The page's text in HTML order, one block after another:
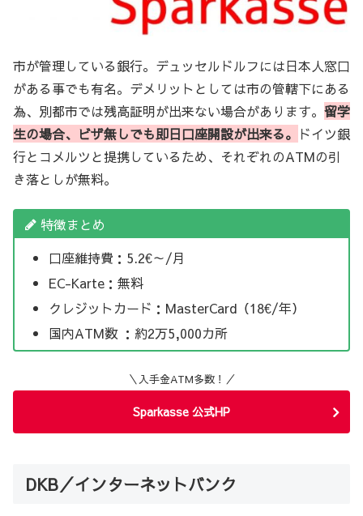
市が管理している銀行。デュッセルドルフには日本人窓口
がある事でも有名。デメリットとしては市の管轄下にある
為、別都市では残高証明が出来ない場合があります。 留学
生の場合、ビザ無しでも即日口座開設が出来る。 ドイツ銀
行とコメルツと提携しているため、それぞれのATMの引
き落としが無料。
特徴まとめ
口座維持費：5.2€～/月
EC-Karte：無料
クレジットカード：MasterCard（18€/年）
国内ATM数 ：約2万5,000カ所
＼入手金ATM多数！／
Sparkasse 公式HP
DKB／インターネットバンク